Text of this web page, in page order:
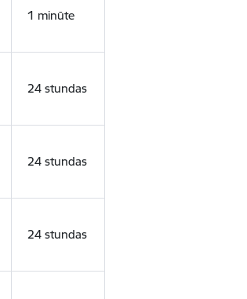
1 minūte
24 stundas
24 stundas
24 stundas